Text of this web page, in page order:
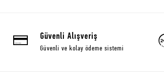
Güvenli Alışveriş
Güvenli ve kolay ödeme sistemi